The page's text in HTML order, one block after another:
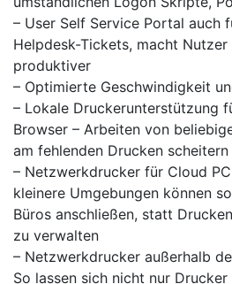
– User Self Service Portal auch
Helpdesk-Tickets, macht
produktiver
– Optimierte Geschwindigkeit
– Lokale Druckerunterstützung
Browser – Arbeiten von
am fehlenden Drucken scheitern
– Netzwerkdrucker für Cloud
kleinere Umgebungen können
Büros anschließen, statt
zu verwalten
– Netzwerkdrucker außerhalb
So lassen sich nicht nur